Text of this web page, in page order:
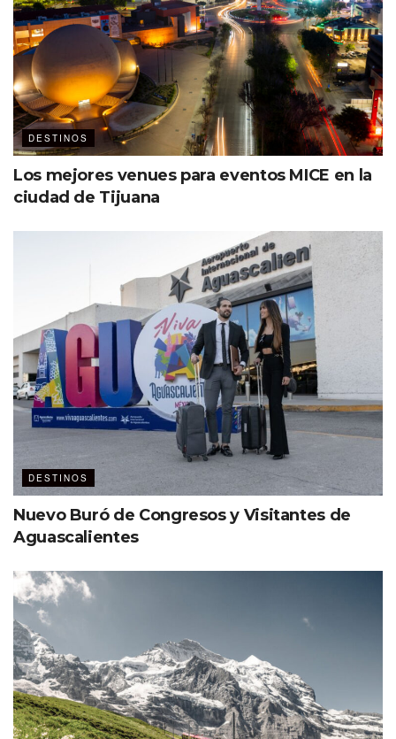
DESTINOS
Los mejores venues para eventos MICE en la
ciudad de Tijuana
DESTINOS
Nuevo Buró de Congresos y Visitantes de
Aguascalientes